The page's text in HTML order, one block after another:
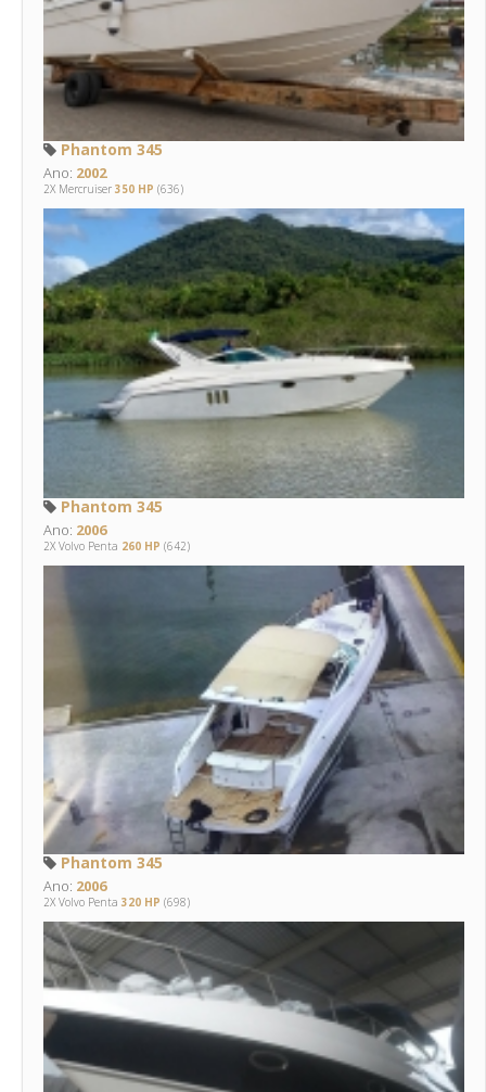
Phantom 345
Ano: 2002
2X Mercruiser 350 HP (636)
Phantom 345
Ano: 2006
2X Volvo Penta 260 HP (642)
Phantom 345
Ano: 2006
2X Volvo Penta 320 HP (698)